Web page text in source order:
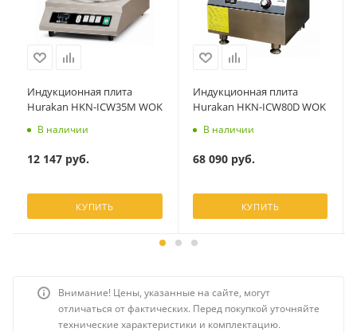
Индукционная плита
Hurakan HKN-ICW35M WOK
В наличии
12 147 руб.
КУПИТЬ
Индукционная плита
Hurakan HKN-ICW80D WOK
В наличии
68 090руб.
КУПИТЬ
Внимание! Цены, указанные на сайте, могут
отличаться от фактических. Перед покупкой уточняйте
технические характеристики и комплектацию.